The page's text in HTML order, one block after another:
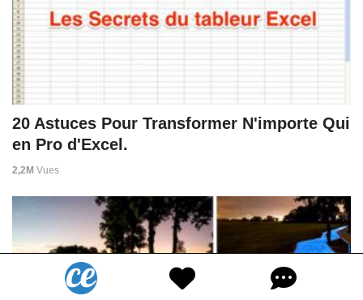
20 Astuces Pour Transformer N'importe Qui
en Pro d'Excel.
2,2M Vues